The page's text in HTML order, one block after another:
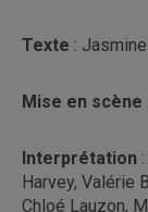
Texte :
Mise en scène
Interprétation :
Harvey, Valérie
Chloé Lauzon,